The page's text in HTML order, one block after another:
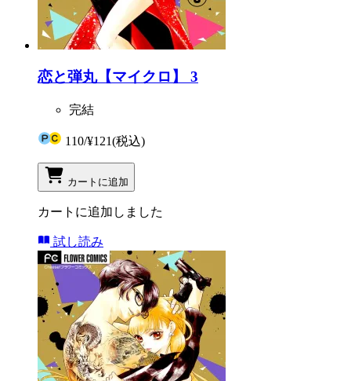
恋と弾丸【マイクロ】 3
完結
110/¥121(税込)
カートに追加
カートに追加しました
試し読み